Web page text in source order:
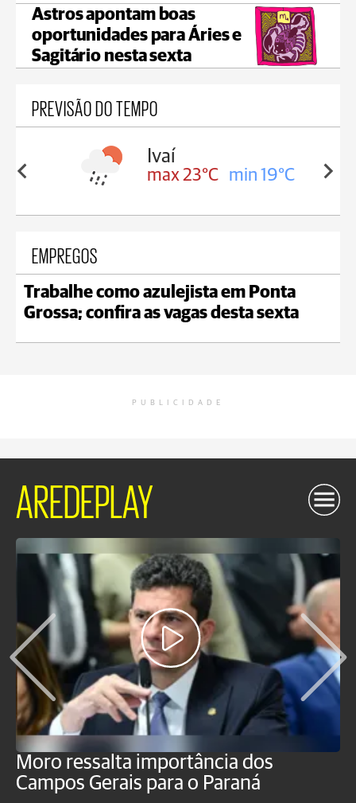
Astros apontam boas
oportunidades para Áries e
Sagitário nesta sexta
PREVISÃO DO TEMPO
17°C
Ivaí
max 23°C min 19°C
EMPREGOS
Trabalhe como azulejista em Ponta
Grossa; confira as vagas desta sexta
PUBLICIDADE
AREDEPLAY
Moro ressalta importância dos
Campos Gerais para o Paraná